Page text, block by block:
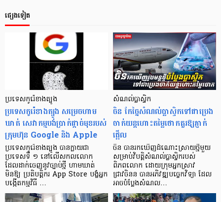
ផ្សេងទៀត
ប្រទេសកូរ៉េខាងត្បូង
ប្រទេសកូរ៉េខាងត្បូង សម្រេចហាម
ឃាត់ សេវាកម្មបង់ប្រាក់ផ្តាច់មុខរបស់
ក្រុមហ៊ុន Google និង Apple
ប្រទេសកូរ៉េខាងត្បូង បានក្លាយជា
ប្រទេសទី ១ នៅលើសកលលោក
ដែលដាក់ចេញនូវច្បាប់ថ្មី ហាមឃាត់
មិនឱ្យ ប្រតិបត្តិករ App Store បង្ខំអ្នក
បង្កើតកម្មវិធី …
សំណល់ប្លាស្ទិក
ចិន កែច្នៃសំណល់ប្លាស្ទិកទៅជាប្រេង
ចាក់យន្តហោះតម្លៃថោកគួរឱ្យភ្ញាក់
ផ្អើល
ចិន​ បានរកឃើញដំណោះស្រាយថ្មីមួយ
សម្រាប់វិបត្តិសំណល់ប្លាស្ទិករបស់
ពិភពលោក​ ដោយក្រុមអ្នកស្រាវ
ជ្រាវចិនន បានអភិវឌ្ឍបច្ចេកវិទ្យា ដែល
អាចបំប្លែងសំណល…